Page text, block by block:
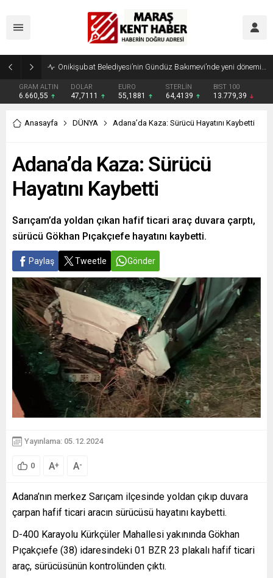
GRAM ALTIN
6.660,55
DOLAR
47,7111
EURO
55,1881
STERLİN
64,4139
BIST 100
13.779,39
Anasayfa DÜNYA Adana’da Kaza: Sürücü Hayatını Kaybetti
Adana’da Kaza: Sürücü
Hayatını Kaybetti
Sarıçam’da yoldan çıkan hafif ticari araç duvara çarptı,
sürücü Gökhan Pıçakçıefe hayatını kaybetti.
Paylaş Tweetle Gönder
Yayınlama: 05.12.2024
0 A+ A-
Adana’nın merkez Sarıçam ilçesinde yoldan çıkıp duvara
çarpan hafif ticari aracın sürücüsü hayatını kaybetti.
D-400 Karayolu Kürkçüler Mahallesi yakınında Gökhan
Pıçakçıefe (38) idaresindeki 01 BZR 23 plakalı hafif ticari
araç, sürücüsünün kontrolünden çıktı.